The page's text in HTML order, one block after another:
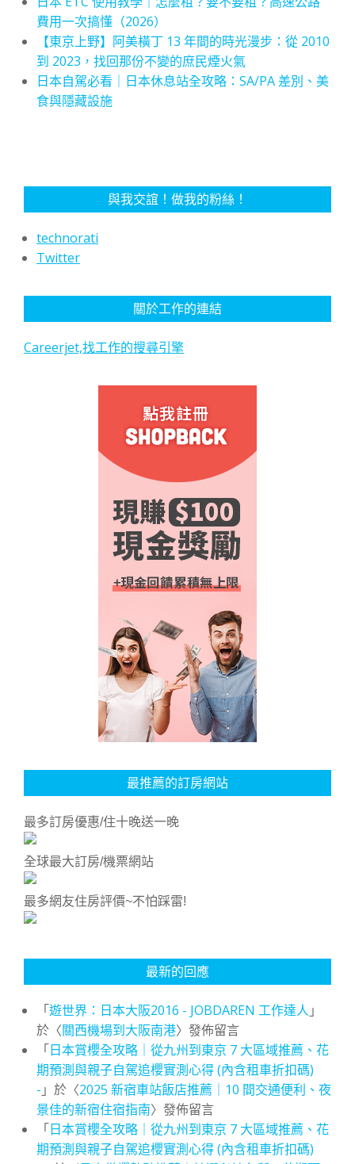
費用一次搞懂（2026）
【東京上野】阿美橫丁 13 年間的時光漫步：從 2010
到 2023，找回那份不變的庶民煙火氣
日本自駕必看｜日本休息站全攻略：SA/PA 差別、美
食與隱藏設施
與我交誼！做我的粉絲！
technorati
Twitter
關於工作的連結
Careerjet,找工作的搜尋引擎
最推薦的訂房網站
最多訂房優惠/住十晚送一晚
全球最大訂房/機票網站
最多網友住房評價~不怕踩雷!
最新的回應
「遊世界：日本大阪2016 - JOBDAREN 工作達人 」
於〈關西機場到大阪南港〉發佈留言
「日本賞櫻全攻略｜從九州到東京 7 大區域推薦、花
期預測與親子自駕追櫻實測心得 (內含租車折扣碼)
- 」於〈2025 新宿車站飯店推薦｜10 間交通便利、夜
景佳的新宿住宿指南〉發佈留言
「日本賞櫻全攻略｜從九州到東京 7 大區域推薦、花
期預測與親子自駕追櫻實測心得 (內含租車折扣碼)